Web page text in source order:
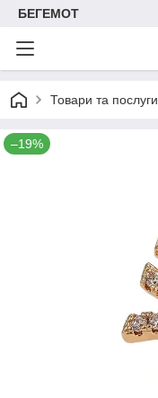
БЕГЕМОТ
Товари та послуги
–19%